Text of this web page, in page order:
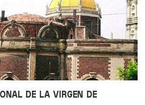
DE LA VIRGEN DE